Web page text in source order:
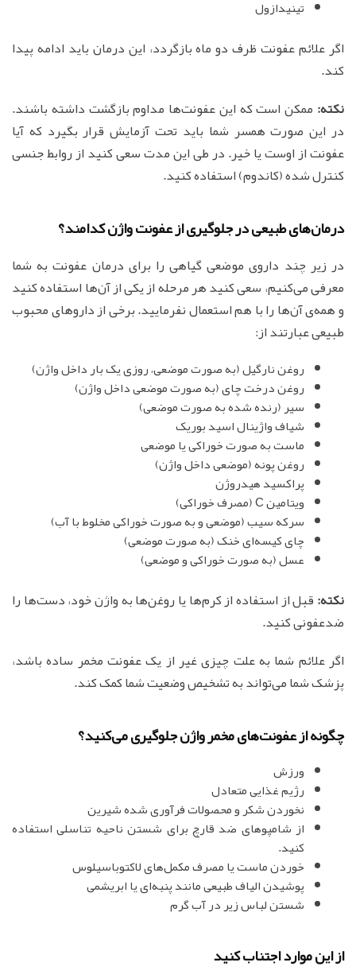
تینیدازول
اگر علائم عفونت ظرف دو ماه بازگردد، این درمان باید ادامه پیدا
کند.
نکته: ممکن است که این عفونت‌ها مداوم بازگشت داشته باشند.
در این صورت همسر شما باید تحت آزمایش قرار بگیرد که آیا
عفونت از اوست یا خیر. در طی این مدت سعی کنید از روابط جنسی
کنترل شده (کاندوم) استفاده کنید.
درمان‌های طبیعی در جلوگیری از عفونت واژن کدامند؟
در زیر چند داروی موضعی گیاهی را برای درمان عفونت به شما
معرفی می‌کنیم، سعی کنید هر مرحله از یکی از آن‌ها استفاده کنید
و همه‌ی آن‌ها را با هم استعمال نفرمایید. برخی از داروهای محبوب
طبیعی عبارتند از:
روغن نارگیل (به صورت موضعی، روزی یک بار داخل واژن)
روغن درخت چای (به صورت موضعی داخل واژن)
سیر (رنده شده به صورت موضعی)
شیاف واژینال اسید بوریک
ماست به صورت خوراکی یا موضعی
روغن پونه (موضعی داخل واژن)
پراکسید هیدروژن
ویتامین C (مصرف خوراکی)
سرکه سیب (موضعی و به صورت خوراکی مخلوط با آب)
چای کیسه‌ای خنک (به صورت موضعی)
عسل (به صورت خوراکی و موضعی)
نکته:قبل از استفاده از کرم‌ها یا روغن‌ها به واژن خود، دست‌ها را
ضدعفونی کنید.
اگر علائم شما به علت چیزی غیر از یک عفونت مخمر ساده باشد،
پزشک شما می‌تواند به تشخیص وضعیت شما کمک کند.
چگونه از عفونت‌های مخمر واژن جلوگیری می‌کنید؟
ورزش
رژیم غذایی متعادل
نخوردن شکر و محصولات فرآوری شده شیرین
از شامپوهای ضد قارچ برای شستن ناحیه تناسلی استفاده
کنید.
خوردن ماست یا مصرف مکمل‌های لاکتوباسیلوس
پوشیدن الیاف طبیعی مانند پنبه‌ای یا ابریشمی
شستن لباس زیر در آب گرم
از این موارد اجتناب کنید